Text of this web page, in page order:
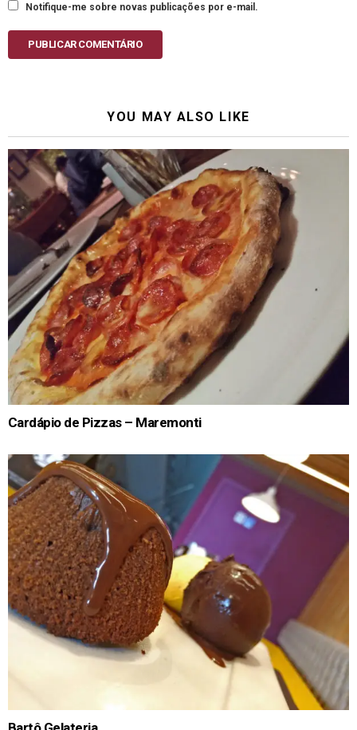
Notifique-me sobre novas publicações por e-mail.
PUBLICAR COMENTÁRIO
YOU MAY ALSO LIKE
Cardápio de Pizzas – Maremonti